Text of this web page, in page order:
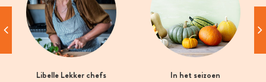
Libelle Lekker chefs In het seizoen